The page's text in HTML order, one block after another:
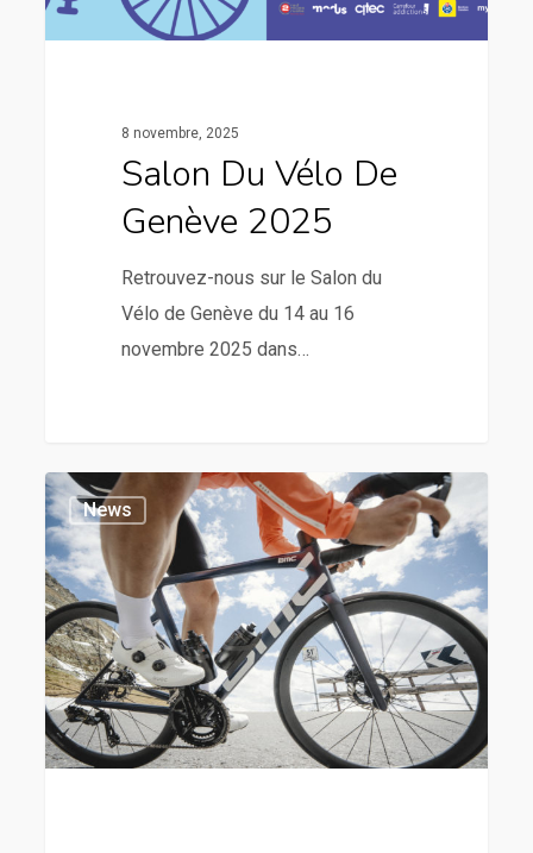
8 novembre, 2025
Salon Du Vélo De
Genève 2025
Retrouvez-nous sur le Salon du
Vélo de Genève du 14 au 16
novembre 2025 dans…
News